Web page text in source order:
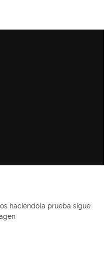
haciendola prueba sigue